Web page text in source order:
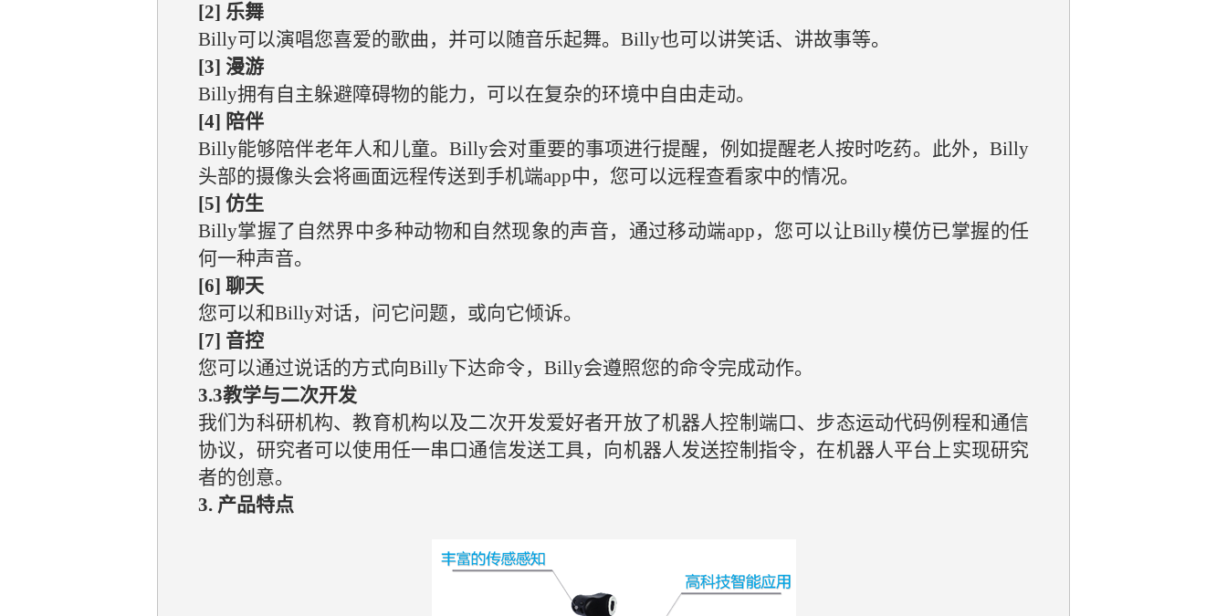
[2] 乐舞
Billy可以演唱您喜爱的歌曲，并可以随音乐起舞。Billy也可以讲笑话、讲故事等。
[3] 漫游
Billy拥有自主躲避障碍物的能力，可以在复杂的环境中自由走动。
[4] 陪伴
Billy能够陪伴老年人和儿童。Billy会对重要的事项进行提醒，例如提醒老人按时吃药。此外，Billy
头部的摄像头会将画面远程传送到手机端app中，您可以远程查看家中的情况。
[5] 仿生
Billy掌握了自然界中多种动物和自然现象的声音，通过移动端app，您可以让Billy模仿已掌握的任
何一种声音。
[6] 聊天
您可以和Billy对话，问它问题，或向它倾诉。
[7] 音控
您可以通过说话的方式向Billy下达命令，Billy会遵照您的命令完成动作。
3.3教学与二次开发
我们为科研机构、教育机构以及二次开发爱好者开放了机器人控制端口、步态运动代码例程和通信
协议，研究者可以使用任一串口通信发送工具，向机器人发送控制指令，在机器人平台上实现研究
者的创意。
3. 产品特点